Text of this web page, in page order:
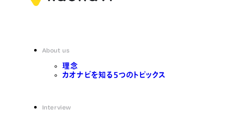
About us
理念
カオナビを知る5つのトピックス
Interview